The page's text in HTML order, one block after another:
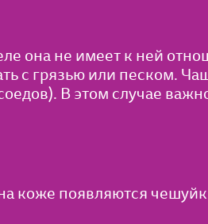
она не имеет к ней
с грязью или песком.
В этом случае
коже появляются